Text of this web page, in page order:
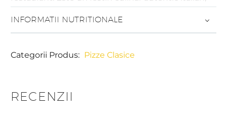
toți iubitorii de mâncare bună și autentic
italiană.
INFORMATII NUTRITIONALE
Categorii Produs: Pizze Clasice
RECENZII